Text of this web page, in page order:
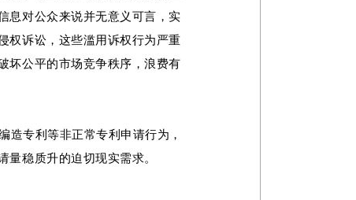
息对公众来说并无意义可言，实
权诉讼，这些滥用诉权行为严重
坏公平的市场竞争秩序，浪费有
造专利等非正常专利申请行为，
稳质升的迫切现实需求。